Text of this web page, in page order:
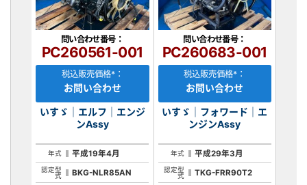
問い合わせ番号：
PC260561-001
税込販売価格*：
お問い合わせ
いすゞ｜エルフ｜エンジ
ンAssy
年式 平成19年4月
認定型
式
BKG-NLR85AN
問い合わせ番号：
PC260683-001
税込販売価格*：
お問い合わせ
いすゞ｜フォワード｜エ
ンジンAssy
年式 平成29年3月
認定型
式
TKG-FRR90T2